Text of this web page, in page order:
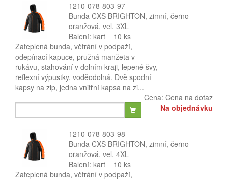
1210-078-803-97
Bunda CXS BRIGHTON, zimní, černo-
oranžová, vel. 3XL
Balení: kart = 10 ks
Zateplená bunda, větrání v podpaží,
odepínací kapuce, pružná manžeta v
rukávu, stahování v dolním kraji, lepené švy,
reflexní výpustky, voděodolná. Dvě spodní
kapsy na zip, jedna vnitřní kapsa na zi...
Cena: Cena na dotaz
Na objednávku
1210-078-803-98
Bunda CXS BRIGHTON, zimní, černo-
oranžová, vel. 4XL
Balení: kart = 10 ks
Zateplená bunda, větrání v podpaží,